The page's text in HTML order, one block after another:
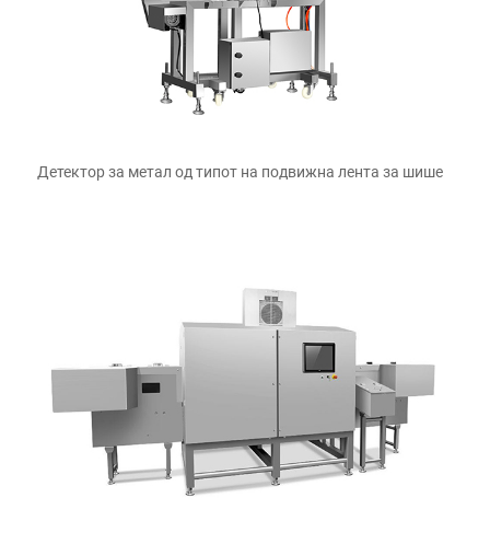
Детектор за метал од типот на подвижна лента за шише